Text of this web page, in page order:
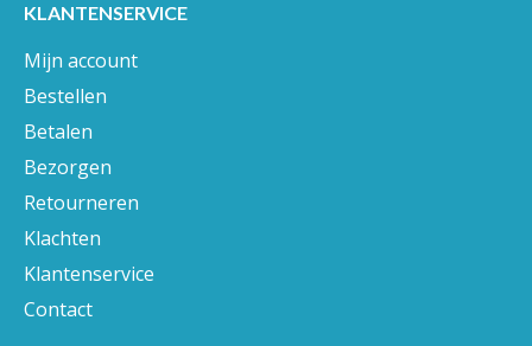
KLANTENSERVICE
Mijn account
Bestellen
Betalen
Bezorgen
Retourneren
Klachten
Klantenservice
Contact